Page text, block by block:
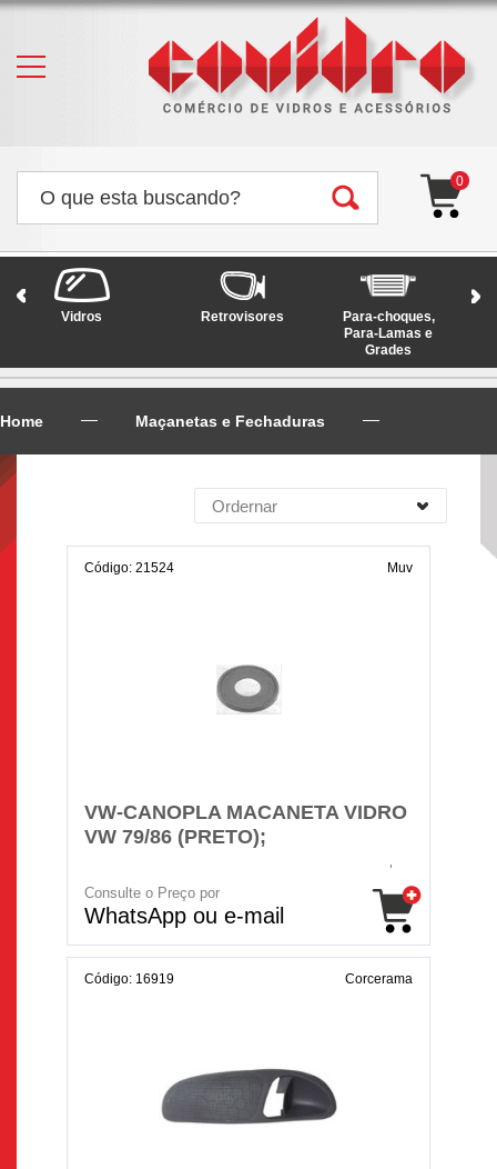
0
Vidros Retrovisores
Para-choques,
Para-Lamas e
Grades
Home Maçanetas e Fechaduras
Ordernar
Código: 21524 Muv
VW-CANOPLA MACANETA VIDRO
VW 79/86 (PRETO);
Consulte o Preço por
WhatsApp ou e-mail
Código: 16919 Corcerama